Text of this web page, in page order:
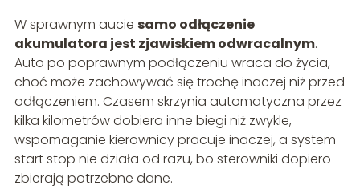
W sprawnym aucie samo odłączenie
akumulatora jest zjawiskiem odwracalnym.
Auto po poprawnym podłączeniu wraca do życia,
choć może zachowywać się trochę inaczej niż przed
odłączeniem. Czasem skrzynia automatyczna przez
kilka kilometrów dobiera inne biegi niż zwykle,
wspomaganie kierownicy pracuje inaczej, a system
start stop nie działa od razu, bo sterowniki dopiero
zbierają potrzebne dane.